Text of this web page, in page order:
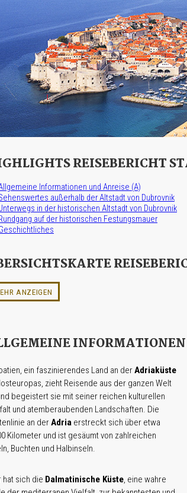
REISEBERICHT
Informationen und Anreise (A)
außerhalb der Altstadt von Dubrovnik
in der historischen Altstadt von Dubrovnik
auf der historischen Festungsmauer
ANZEIGEN
ein faszinierendes Land an derAdriaküste
zieht Reisende aus der ganzen Welt
begeistert sie mit seiner reichen kulturellen
und atemberaubenden Landschaften. Die
an derAdria erstreckt sich über etwa
Kilometer und ist gesäumt von zahlreichen
Buchten und Halbinseln.
hat sich die Dalmatinische Küste, eine wahre